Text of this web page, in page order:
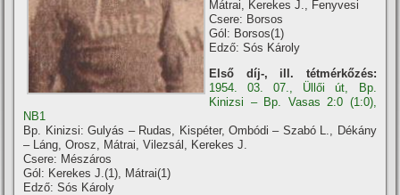
Mátrai, Kerekes J., Fenyvesi
Csere: Borsos
Gól: Borsos(1)
Edző: Sós Károly
Első díj-, ill. tétmérkőzés:
1954. 03. 07., Üllői út, Bp.
Kinizsi – Bp. Vasas 2:0 (1:0),
NB1
Bp. Kinizsi: Gulyás – Rudas, Kispéter, Ombódi – Szabó L., Dékány
– Láng, Orosz, Mátrai, Vilezsál, Kerekes J.
Csere: Mészáros
Gól: Kerekes J.(1), Mátrai(1)
Edző: Sós Károly